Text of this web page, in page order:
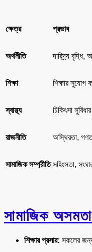
ক্ষেত্র প্রভাব
অর্থনীতি দারিদ্র্য বৃদ্ধি,
শিক্ষা শিক্ষার সুযোগ
স্বাস্থ্য চিকিৎসা
রাজনীতি অস্থিরতা,
সামাজিকসম্প্রীতি সহিংসতা,
সামাজিক
শিক্ষার প্রসার: সকলের জন্য